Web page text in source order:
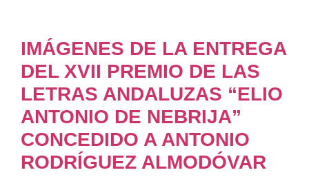
IMÁGENES DE LA ENTREGA
DEL XVII PREMIO DE LAS
LETRAS ANDALUZAS “ELIO
ANTONIO DE NEBRIJA”
CONCEDIDO A ANTONIO
RODRÍGUEZ ALMODÓVAR